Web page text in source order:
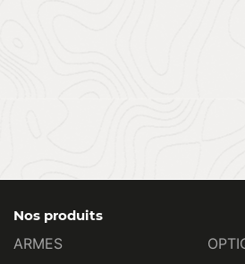
Nos produits
ARMES